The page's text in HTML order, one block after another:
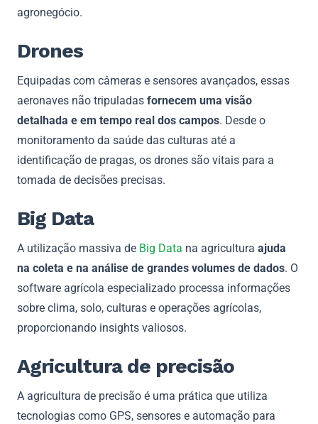
agronegócio.
Drones
Equipadas com câmeras e sensores avançados, essas
aeronaves não tripuladas fornecem uma visão
detalhada e em tempo real dos campos. Desde o
monitoramento da saúde das culturas até a
identificação de pragas, os drones são vitais para a
tomada de decisões precisas.
Big Data
A utilização massiva de Big Data na agricultura ajuda
na coleta e na análise de grandes volumes de dados. O
software agrícola especializado processa informações
sobre clima, solo, culturas e operações agrícolas,
proporcionando insights valiosos.
Agricultura de precisão
A agricultura de precisão é uma prática que utiliza
tecnologias como GPS, sensores e automação para